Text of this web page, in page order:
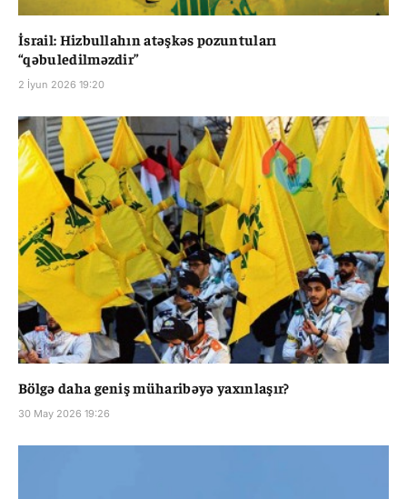
İsrail: Hizbullahın atəşkəs pozuntuları
“qəbuledilməzdir”
2 İyun 2026 19:20
Bölgə daha geniş müharibəyə yaxınlaşır?
30 May 2026 19:26